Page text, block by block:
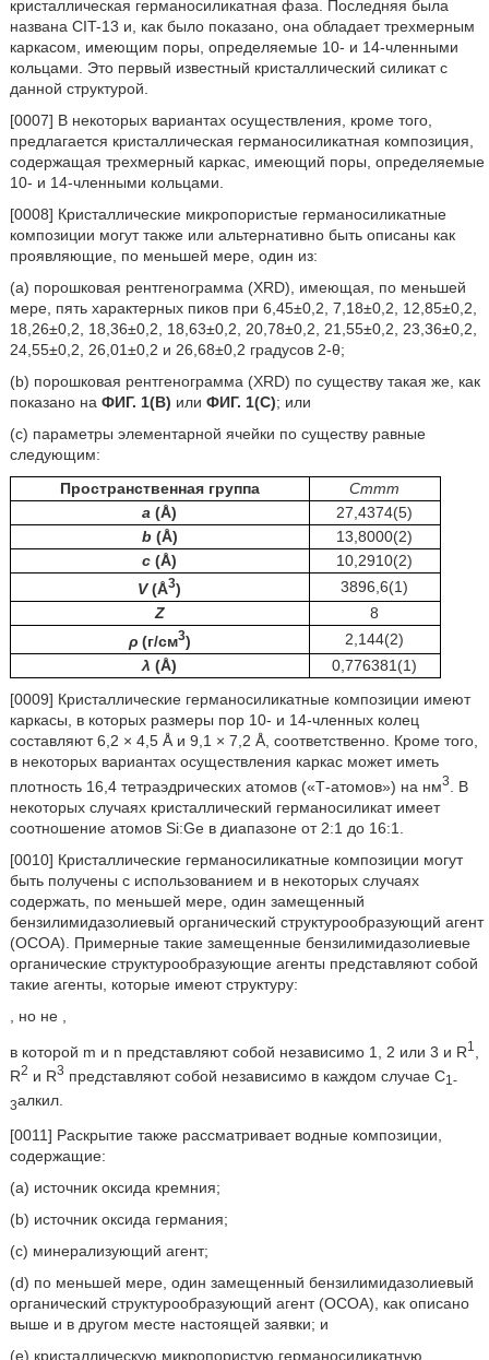
кристаллическая германосиликатная фаза. Последняя была
названа CIT-13 и, как было показано, она обладает трехмерным
каркасом, имеющим поры, определяемые 10- и 14-членными
кольцами. Это первый известный кристаллический силикат с
данной структурой.
[0007] В некоторых вариантах осуществления, кроме того,
предлагается кристаллическая германосиликатная композиция,
содержащая трехмерный каркас, имеющий поры, определяемые
10- и 14-членными кольцами.
[0008] Кристаллические микропористые германосиликатные
композиции могут также или альтернативно быть описаны как
проявляющие, по меньшей мере, один из:
(а) порошковая рентгенограмма (XRD), имеющая, по меньшей
мере, пять характерных пиков при 6,45±0,2, 7,18±0,2, 12,85±0,2,
18,26±0,2, 18,36±0,2, 18,63±0,2, 20,78±0,2, 21,55±0,2, 23,36±0,2,
24,55±0,2, 26,01±0,2 и 26,68±0,2 градусов 2-θ;
(b) порошковая рентгенограмма (XRD) по существу такая же, как
показано на ФИГ. 1(B) или ФИГ. 1(С); или
(c) параметры элементарной ячейки по существу равные
следующим:
Пространственная группа
Cmmm
a (Å)
27,4374(5)
b(Å)
13,8000(2)
c (Å)
10,2910(2)
V(Å3)
3896,6(1)
Z
8
ρ(г/см3)
2,144(2)
λ (Å)
0,776381(1)
[0009] Кристаллические германосиликатные композиции имеют
каркасы, в которых размеры пор 10- и 14-членных колец
составляют 6,2 × 4,5 Å и 9,1 × 7,2 Å, соответственно. Кроме того,
в некоторых вариантах осуществления каркас может иметь
плотность 16,4 тетраэдрических атомов («Т-атомов») на нм3
. В
некоторых случаях кристаллический германосиликат имеет
соотношение атомов Si:Ge в диапазоне от 2:1 до 16:1.
[0010] Кристаллические германосиликатные композиции могут
быть получены с использованием и в некоторых случаях
содержать, по меньшей мере, один замещенный
бензилимидазолиевый органический структурообразующий агент
(ОСОА). Примерные такие замещенные бензилимидазолиевые
органические структурообразующие агенты представляют собой
такие агенты, которые имеют структуру:
, но не
в которой m и n представляют собой независимо 1, 2 или 3 и R1
R2 и R3 представляют собой независимо в каждом случае C1-
3алкил.
[0011] Раскрытие также рассматривает водные композиции,
содержащие:
(a) источник оксида кремния;
(b) источник оксида германия;
(c) минерализующий агент;
(d) по меньшей мере, один замещенный бензилимидазолиевый
органический структурообразующий агент (ОСОА), как описано
выше и в другом месте настоящей заявки; и
(e) кристаллическую микропористую германосиликатную